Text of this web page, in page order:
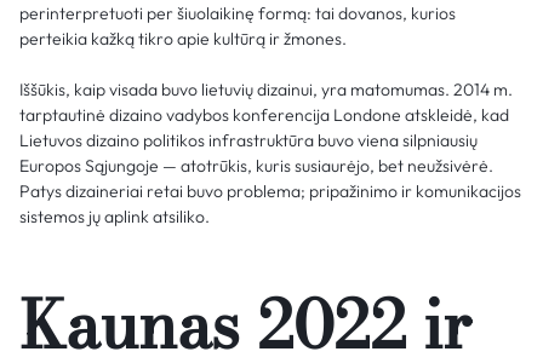
perinterpretuoti per šiuolaikinę formą: tai dovanos, kurios
perteikia kažką tikro apie kultūrą ir žmones.
Iššūkis, kaip visada buvo lietuvių dizainui, yra matomumas. 2014 m.
tarptautinė dizaino vadybos konferencija Londone atskleidė, kad
Lietuvos dizaino politikos infrastruktūra buvo viena silpniausių
Europos Sąjungoje — atotrūkis, kuris susiaurėjo, bet neužsivėrė.
Patys dizaineriai retai buvo problema; pripažinimo ir komunikacijos
sistemos jų aplink atsiliko.
Kaunas 2022 ir